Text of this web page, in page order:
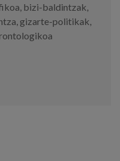
bizi-baldintzak
gizarte-politikak